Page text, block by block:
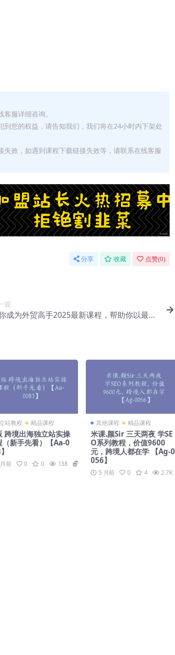
服详细咨询。
您的权益，请告知我们，我们将在24小时内下架处
效，如遇到课程下载链接失效等，请联系在线客服
分享 收藏 点赞(0)
篇
成为外贸高手2025最新课程，帮助你以最快
站教程 精品课程
跨境出海独立站实操
（新手先看）【Aa-0
前 0 0 138 139.9
其他课程 精品课程
米课.颜Sir 三天两夜 学SE
O系列教程，价值9600
元，跨境人都在学 【Ag-0
056】
5 月前 0 4 2.7K